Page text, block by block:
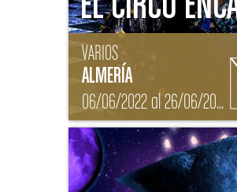
VARIOS
ALMERÍA
06/06/2022 al 26/06/2022